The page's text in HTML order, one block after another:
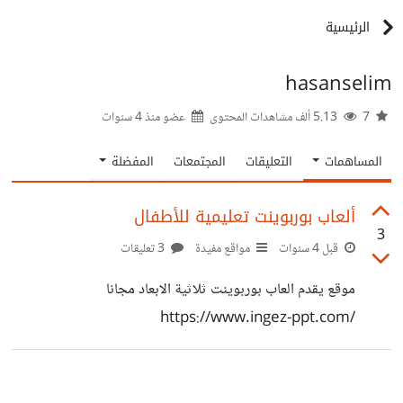
الرئيسية
hasanselim
عضو منذ4 سنوات
المساهمات التعليقات المجتمعات المفضلة
3
ألعاب بوربوينت تعليمية للأطفال
قبل 4 سنوات مواقع مفيدة
موقع يقدم العاب بوربوينت ثلاثية الابعاد مجانا
https://www.ingez-ppt.com/
https://suar.me/BWPGg https://suar.me/6nEZB